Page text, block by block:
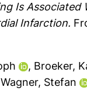
Is Associated
Infarction.
, Broeker,
Wagner, Stefan